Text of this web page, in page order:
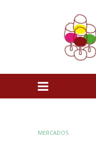
MERCADOS